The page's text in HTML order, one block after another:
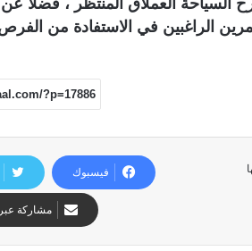
الراغبين في الاستفادة من الفرص
فيسبوك
مشاركة عبر